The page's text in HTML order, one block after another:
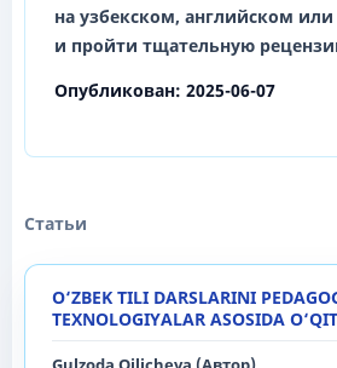
на узбекском, английском или
и пройти тщательную
Опубликован: 2025-06-07
Статьи
O‘ZBEK TILI DARSLARINI
TEXNOLOGIYALAR ASOSIDA